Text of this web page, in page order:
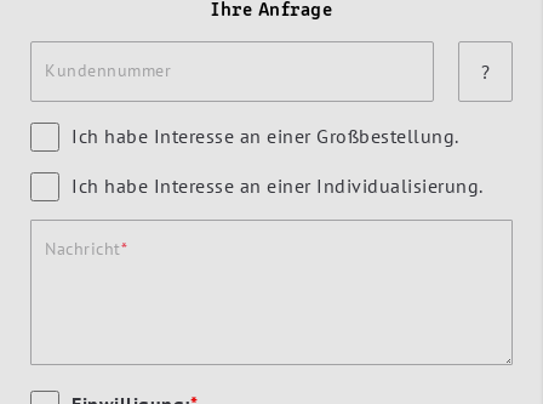
Ihre Anfrage
Kundennummer ?
Ich habe Interesse an einer Großbestellung.
Ich habe Interesse an einer Individualisierung.
Nachricht